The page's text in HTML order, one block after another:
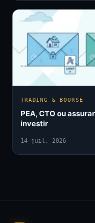
TRADING & BOURSE
PEA, CTO ou
investir
14 juil. 2026